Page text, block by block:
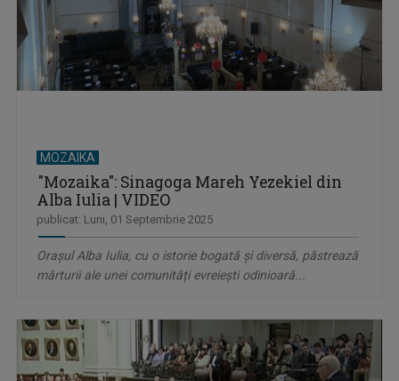
MOZAIKA
"Mozaika": Sinagoga Mareh Yezekiel din
Alba Iulia | VIDEO
publicat: Luni, 01 Septembrie 2025
Orașul Alba Iulia, cu o istorie bogată și diversă, păstrează
mărturii ale unei comunități evreiești odinioară...